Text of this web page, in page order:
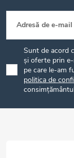
S
u
b
o
Adresă de e-mail
Sunt de acord
și oferte prin
pe care le-am
politica de